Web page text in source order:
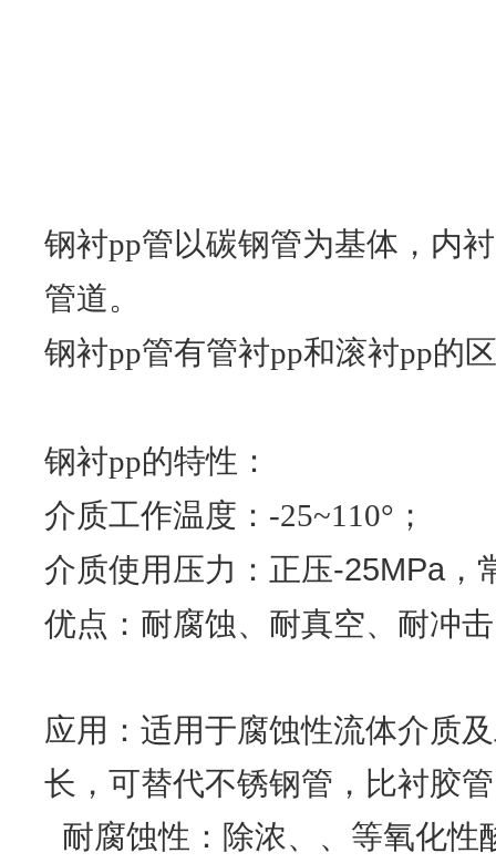
钢衬pp管以碳钢管为基体，内
管道。
钢衬pp管有管衬pp和滚衬pp的
钢衬pp的特性：
介质工作温度：-25~110°；
介质使用压力： 正压-25MPa，
优点：耐腐蚀、耐真空、耐冲
应用：适用于腐蚀性流体介质
长，可替代不锈钢管，比衬胶
耐腐蚀性：除浓、、等氧化